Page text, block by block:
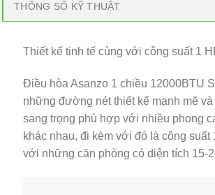
THÔNG SỐ KỸ THUẬT
Thiết kế tinh tế cùng với công suất 1
Điều hòa Asanzo 1 chiều 12000BTU
những đường nét thiết kế mạnh mẽ và
sang trọng phù hợp với nhiều phong
khác nhau, đi kèm với đó là công suất
với những căn phòng có diện tích 15-